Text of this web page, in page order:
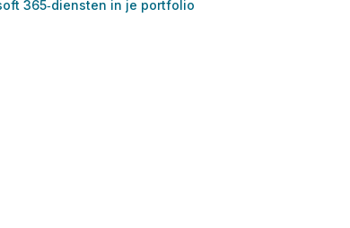
365‑diensten in je portfolio